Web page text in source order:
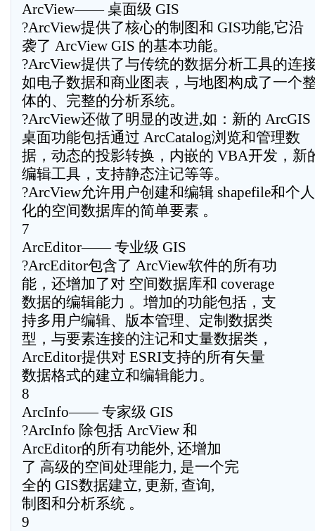
ArcView—— 桌面级 GIS
?ArcView提供了核心的制图和 GIS功能,它沿
袭了 ArcView GIS 的基本功能。
?ArcView提供了与传统的数据分析工具的连
如电子数据和商业图表，与地图构成了一个
体的、完整的分析系统。
?ArcView还做了明显的改进,如：新的 ArcGIS
桌面功能包括通过 ArcCatalog浏览和管理数
据，动态的投影转换，内嵌的 VBA开发，新
编辑工具，支持静态注记等等。
?ArcView允许用户创建和编辑 shapefile和个人
化的空间数据库的简单要素 。
7
ArcEditor—— 专业级 GIS
?ArcEditor包含了 ArcView软件的所有功
能，还增加了对 空间数据库和 coverage
数据的编辑能力 。增加的功能包括，支
持多用户编辑、版本管理、定制数据类
型，与要素连接的注记和丈量数据类，
ArcEditor提供对 ESRI支持的所有矢量
数据格式的建立和编辑能力。
8
ArcInfo—— 专家级 GIS
?ArcInfo 除包括 ArcView 和
ArcEditor的所有功能外, 还增加
了 高级的空间处理能力, 是一个完
全的 GIS数据建立, 更新, 查询,
制图和分析系统 。
9